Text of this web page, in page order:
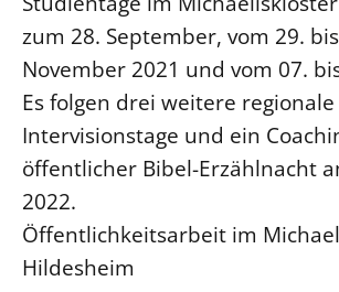
zum 28. September, vom 29.
November 2021 und vom 07.
Es folgen drei weitere regionale
Intervisionstage und ein
öffentlicher Bibel-Erzählnacht
2022.
Öffentlichkeitsarbeit im
Hildesheim
SERVICE
Älterwerden im Pfarrberuf
Beteiligungsverfahren
Beschwerdestellen
Ephoralbüro
Finanzplanung
Fundraising
IT-Service